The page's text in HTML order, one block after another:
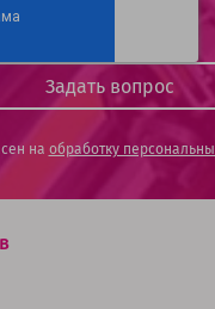
на обработку